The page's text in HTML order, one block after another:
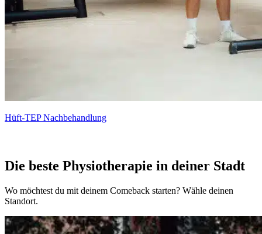
Hüft-TEP Nach­behandlung
Die beste Physiotherapie in deiner Stadt
Wo möchtest du mit deinem Comeback starten? Wähle deinen
Standort.